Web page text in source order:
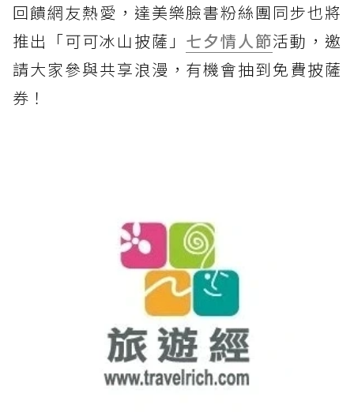
回饋網友熱愛，達美樂臉書粉絲團同步也將
推出「可可冰山披薩」 七夕情人節活動，邀
請大家參與共享浪漫，有機會抽到免費披薩
券！